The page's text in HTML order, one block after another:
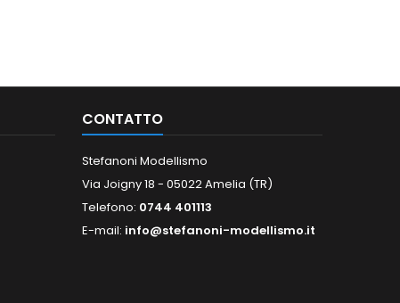
CONTATTO
Stefanoni Modellismo
Via Joigny 18 - 05022 Amelia (TR)
Telefono: 0744 401113
E-mail: info@stefanoni-modellismo.it